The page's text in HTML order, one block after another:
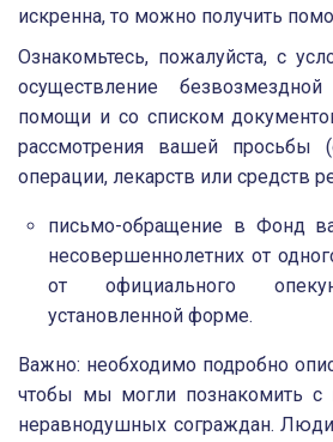
искренна, то можно получить
Ознакомьтесь, пожалуйста, с
осуществление безвозмездной
помощи и со списком
рассмотрения вашей просьбы
операции, лекарств или средств
письмо-обращение в Фонд
несовершеннолетних от
от официального
установленной форме.
Важно: необходимо подробно
чтобы мы могли познакомить с
неравнодушных сограждан. Люди